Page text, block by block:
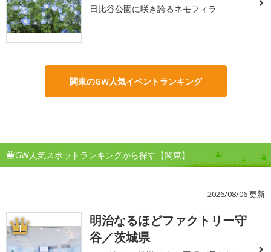
日比谷公園に咲き誇るネモフィラ
関東のGW人気イベントランキング
GW人気スポットランキングから探す【関東】
2026/08/06 更新
1
明治なるほどファクトリー守
谷／茨城県